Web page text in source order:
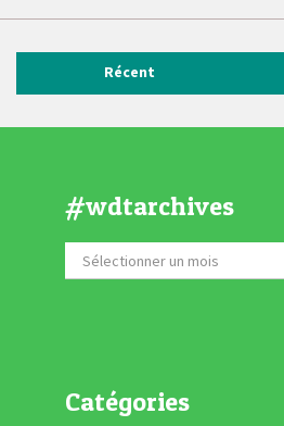
Récent
#wdtarchives
Catégories